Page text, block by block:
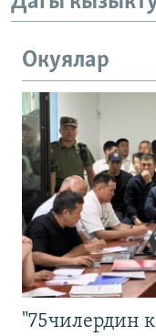
Окуялар
"75чилердин